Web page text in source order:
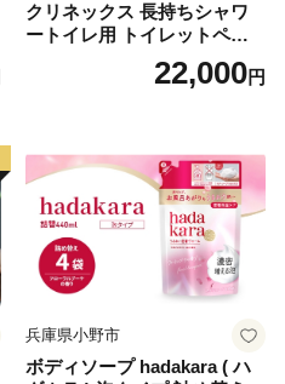
クリネックス 長持ちシャワ
ートイレ用 トイレットペー
パー（ダブル）64ロール(8ロ
ール×8パック) 開成町 トイレ
蓄 防災 エコ 消耗品 生活雑貨
生活用品 無香料 トイレット
ペーパー ダブル といれっと
ぺーぱー トイレ クレシア ト
イレットペーパー [BDBH002
-1]
22,000円
兵庫県小野市
ボディソープ hadakara ( ハ